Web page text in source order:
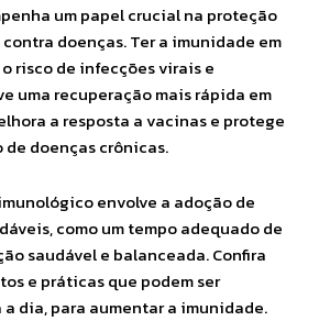
um papel crucial na proteção
doenças. Ter a imunidade em
risco de infecções virais e
uma recuperação mais rápida em
a resposta a vacinas e protege
doenças crônicas.
envolve a adoção de
como um tempo adequado de
saudável e balanceada. Confira
e práticas que podem ser
dia, para aumentar a imunidade.